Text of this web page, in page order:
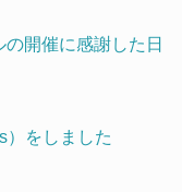
開催に感謝した日
）をしました